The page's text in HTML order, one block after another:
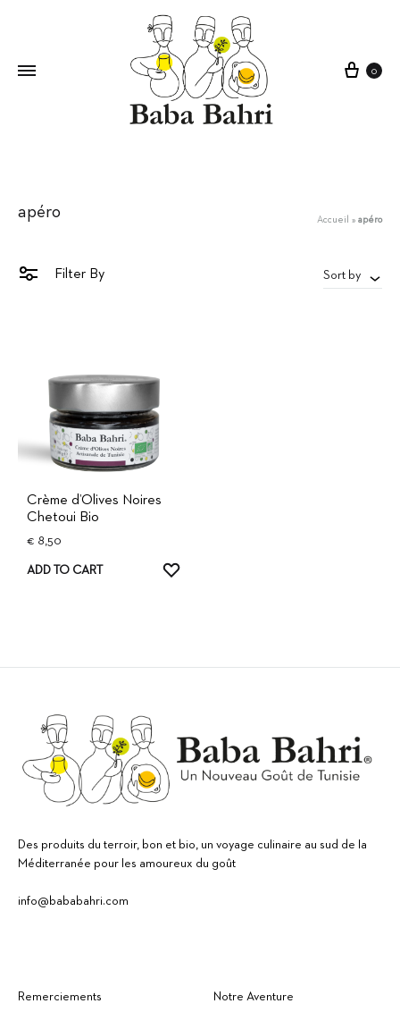
Cart
0
apéro Accueil » apéro
Filter By Sort by
Crème d’Olives Noires
Chetoui Bio
€ 8,50
ADD TO CART
Des produits du terroir, bon et bio, un voyage culinaire au sud de la
Méditerranée pour les amoureux du goût
info@bababahri.com
Remerciements Notre Aventure